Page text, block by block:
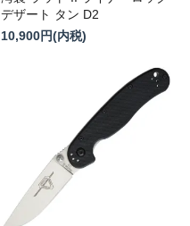
デザート タン D2
10,900円(内税)